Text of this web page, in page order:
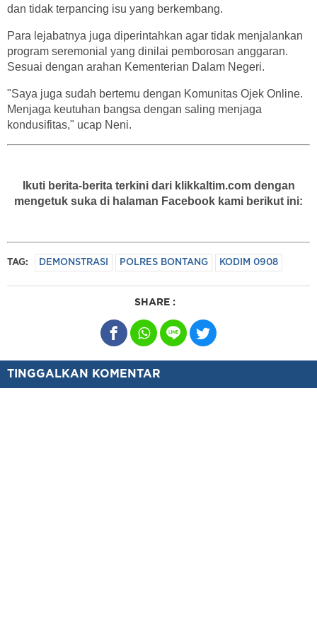
dan tidak terpancing isu yang berkembang.
Para lejabatnya juga diperintahkan agar tidak menjalankan
program seremonial yang dinilai pemborosan anggaran.
Sesuai dengan arahan Kementerian Dalam Negeri.
"Saya juga sudah bertemu dengan Komunitas Ojek Online.
Menjaga keutuhan bangsa dengan saling menjaga
kondusifitas," ucap Neni.
Ikuti berita-berita terkini dari klikkaltim.com dengan
mengetuk suka di halaman Facebook kami berikut ini:
TAG: DEMONSTRASI POLRES BONTANG KODIM 0908
SHARE :
TINGGALKAN KOMENTAR